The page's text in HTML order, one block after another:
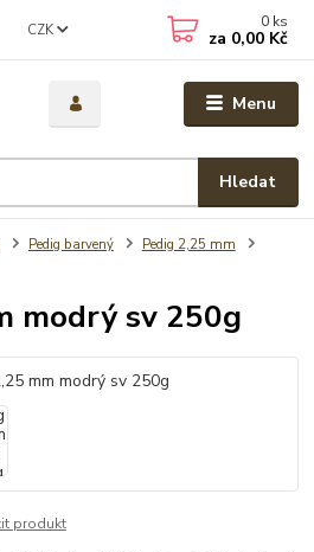
Menu
CZK
Hledat
0 ks
za 0,00 Kč
Pedig barvený
Pedig 2,25 mm
modrý sv 250g
produkt